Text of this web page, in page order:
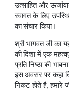
उत्साहित और
स्वागत के लिए
का संचार किया।
श्री भागवत जी का
की दिशा में एक
प्रति निष्ठा की
इस अवसर पर कहा
निकट होते हैं, हमारे